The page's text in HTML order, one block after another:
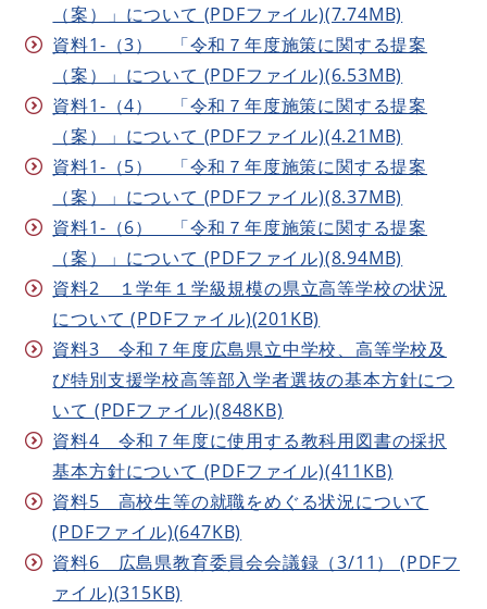
（案）」について (PDFファイル)(7.74MB)
資料1-（3） 「令和７年度施策に関する提案
（案）」について (PDFファイル)(6.53MB)
資料1-（4） 「令和７年度施策に関する提案
（案）」について (PDFファイル)(4.21MB)
資料1-（5） 「令和７年度施策に関する提案
（案）」について (PDFファイル)(8.37MB)
資料1-（6） 「令和７年度施策に関する提案
（案）」について (PDFファイル)(8.94MB)
資料2 １学年１学級規模の県立高等学校の状況
について (PDFファイル)(201KB)
資料3 令和７年度広島県立中学校、高等学校及
び特別支援学校高等部入学者選抜の基本方針につ
いて (PDFファイル)(848KB)
資料4 令和７年度に使用する教科用図書の採択
基本方針について (PDFファイル)(411KB)
資料5 高校生等の就職をめぐる状況について
(PDFファイル)(647KB)
資料6 広島県教育委員会会議録（3/11） (PDFフ
ァイル)(315KB)